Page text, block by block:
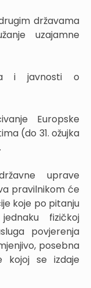
državama
uzajamne
i javnosti o
Europske
(do 31. ožujka
uprave
pravilnikom će
koje po pitanju
fizičkoj
povjerenja
posebna
kojoj se izdaje